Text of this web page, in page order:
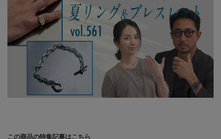
この商品の特集記事はこちら